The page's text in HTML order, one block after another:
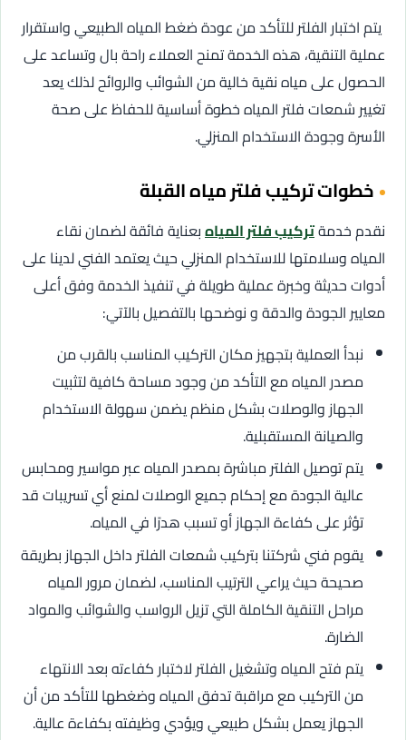
يتم اختبار الفلتر للتأكد من عودة ضغط المياه الطبيعي واستقرار
عملية التنقية، هذه الخدمة تمنح العملاء راحة بال وتساعد على
الحصول على مياه نقية خالية من الشوائب والروائح لذلك يعد
تغيير شمعات فلتر المياه خطوة أساسية للحفاظ على صحة
الأسرة وجودة الاستخدام المنزلي.
خطوات تركيب فلتر مياه القبلة
نقدم خدمةتركيب فلتر المياهبعناية فائقة لضمان نقاء
المياه وسلامتها للاستخدام المنزلي حيث يعتمد الفني لدينا على
أدوات حديثة وخبرة عملية طويلة في تنفيذ الخدمة وفق أعلى
معايير الجودة والدقة و نوضحها بالتفصيل بالآتي:
نبدأ العملية بتجهيز مكان التركيب المناسب بالقرب من
مصدر المياه مع التأكد من وجود مساحة كافية لتثبيت
الجهاز والوصلات بشكل منظم يضمن سهولة الاستخدام
والصيانة المستقبلية.
يتم توصيل الفلتر مباشرة بمصدر المياه عبر مواسير ومحابس
عالية الجودة مع إحكام جميع الوصلات لمنع أي تسريبات قد
تؤثر على كفاءة الجهاز أو تسبب هدرًا في المياه.
يقوم فني شركتنا بتركيب شمعات الفلتر داخل الجهاز بطريقة
صحيحة حيث يراعي الترتيب المناسب، لضمان مرور المياه
مراحل التنقية الكاملة التي تزيل الرواسب والشوائب والمواد
الضارة.
يتم فتح المياه وتشغيل الفلتر لاختبار كفاءته بعد الانتهاء
من التركيب مع مراقبة تدفق المياه وضغطها للتأكد من أن
الجهاز يعمل بشكل طبيعي ويؤدي وظيفته بكفاءة عالية.